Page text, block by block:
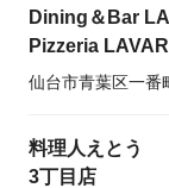
Dining＆Bar
Pizzeria
仙台市青葉区一番
料理人えとう
3丁目店